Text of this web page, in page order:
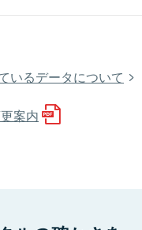
いるデータについて
案内